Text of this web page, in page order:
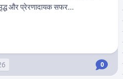
और प्रेरणादायक सफर...
0